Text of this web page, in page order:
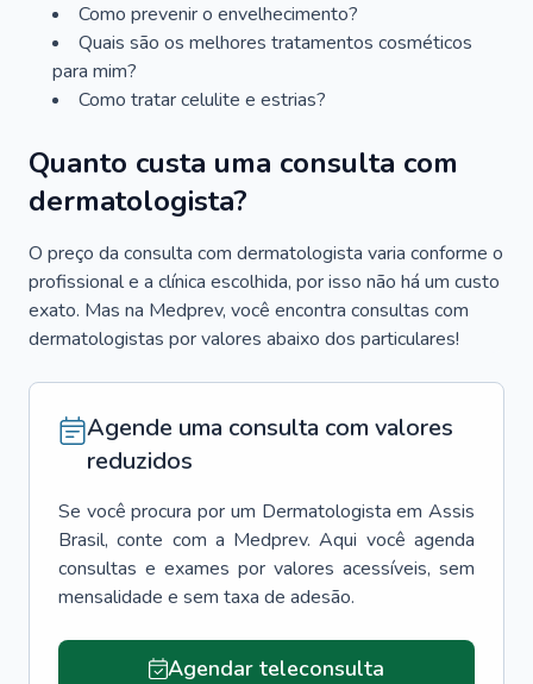
Como prevenir o envelhecimento?
Quais são os melhores tratamentos cosméticos
para mim?
Como tratar celulite e estrias?
Quanto custa uma consulta com
dermatologista?
O preço da consulta com dermatologista varia conforme o
profissional e a clínica escolhida, por isso não há um custo
exato. Mas na Medprev, você encontra consultas com
dermatologistas por valores abaixo dos particulares!
Agende uma consulta com valores
reduzidos
Se você procura por um Dermatologista em Assis
Brasil, conte com a Medprev. Aqui você agenda
consultas e exames por valores acessíveis, sem
mensalidade e sem taxa de adesão.
Agendar teleconsulta